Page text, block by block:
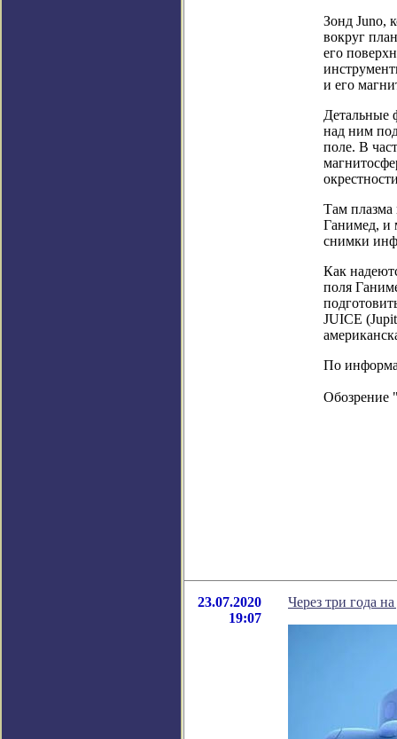
Зонд Juno,
вокруг
его
и его
Детальные
над ним
поле. В
Там плазма
Ганимед, и
снимки
Как
поля
JUICE
По
Обозрение
23.07.2020
19:07
Через три года